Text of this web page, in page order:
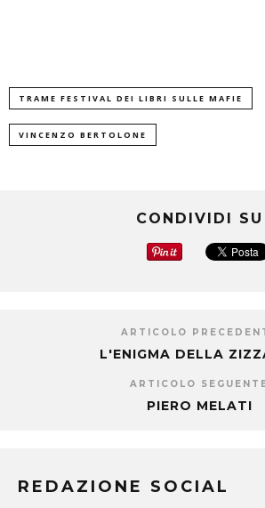
TRAME FESTIVAL DEI LIBRI SULLE MAFIE
VINCENZO BERTOLONE
CONDIVIDI SU
ARTICOLO
L'ENIGMA DELLA
ARTICOLO
PIERO MELATI
REDAZIONE SOCIAL